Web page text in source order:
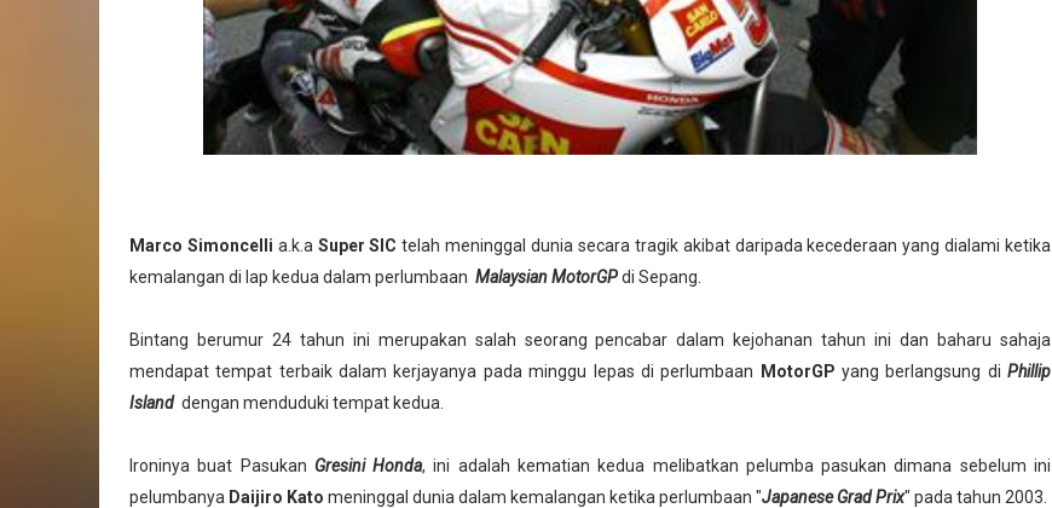
Marco Simoncelli a.k.a Super SIC telah meninggal dunia secara tragik akibat daripada kecederaan yang dialami ketika
kemalangan di lap kedua dalam perlumbaan Malaysian MotorGPdi Sepang.
Bintang berumur 24 tahun ini merupakan salah seorang pencabar dalam kejohanan tahun ini dan baharu sahaja
mendapat tempat terbaik dalam kerjayanya pada minggu lepas di perlumbaan
MotorGP yang berlangsung diPhillip
Islanddengan menduduki tempat kedua.
Ironinya buat Pasukan Gresini Honda, ini adalah kematian kedua melibatkan pelumba pasukan dimana sebelum ini
pelumbanya Daijiro Kato meninggal dunia dalam kemalangan ketika perlumbaan "Japanese Grad Prix" pada tahun 2003.